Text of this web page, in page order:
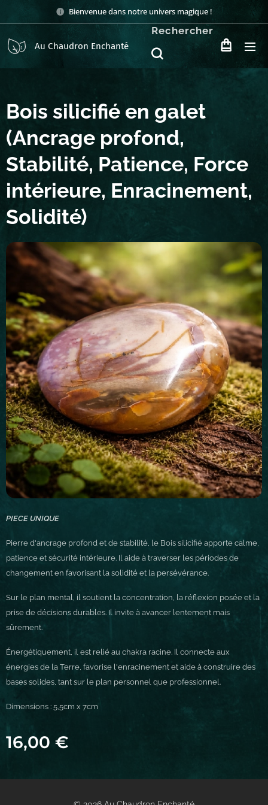
Bienvenue dans notre univers magique !
Au Chaudron Enchanté
Rechercher
Bois silicifié en galet
(Ancrage profond,
Stabilité, Patience, Force
intérieure, Enracinement,
Solidité)
PIECE UNIQUE
Pierre d'ancrage profond et de stabilité, le Bois silicifié apporte calme,
patience et sécurité intérieure. Il aide à traverser les périodes de
changement en favorisant la solidité et la persévérance.
Sur le plan mental, il soutient la concentration, la réflexion posée et la
prise de décisions durables. Il invite à avancer lentement mais
sûrement.
Énergétiquement, il est relié au chakra racine. Il connecte aux
énergies de la Terre, favorise l'enracinement et aide à construire des
bases solides, tant sur le plan personnel que professionnel.
Dimensions : 5,5cm x 7cm
16,00 €